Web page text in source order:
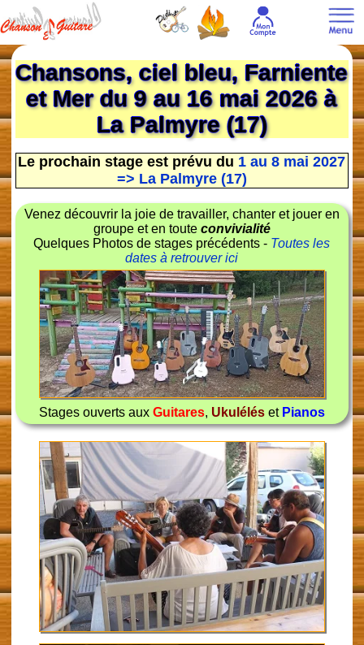
Chansons, ciel bleu, Farniente
et Mer du 9 au 16 mai 2026 à
La Palmyre (17)
Le prochain stage est prévu du 1 au 8 mai 2027
=> La Palmyre (17)
Venez découvrir la joie de travailler, chanter et jouer en
groupe et en toute convivialité
Quelques Photos de stages précédents - Toutes les
dates à retrouver ici
Stages ouverts aux Guitares, Ukuléléset Pianos